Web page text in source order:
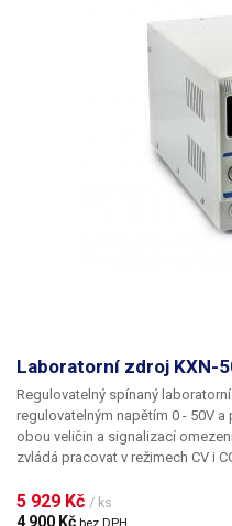
Laboratorní zdroj KXN-
Regulovatelný spínaný
regulovatelným napětím 0 - 50V a
obou veličin a signalizací
zvládá pracovat v režimech CV i
nastavení proudu a napětí slouží
veličinu. Jeden slouží vždy k
5 929 Kč / ks
4 900 Kč